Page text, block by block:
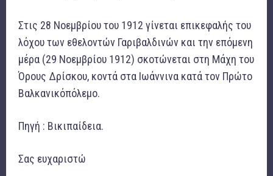
Στις 28 Νοεμβρίου του 1912 γίνεται επικεφαλής του
λόχου των εθελοντών Γαριβαλδινών και την επόμενη
μέρα (29 Νοεμβρίου 1912) σκοτώνεται στη Μάχη του
Όρους Δρίσκου, κοντά στα Ιωάννινα κατά τον Πρώτο
Βαλκανικόπόλεμο.
Πηγή : Βικιπαίδεια.
Σας ευχαριστώ